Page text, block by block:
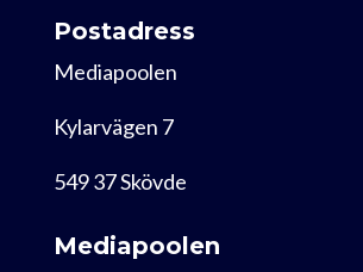
Postadress
Mediapoolen
Kylarvägen 7
549 37 Skövde
Mediapoolen